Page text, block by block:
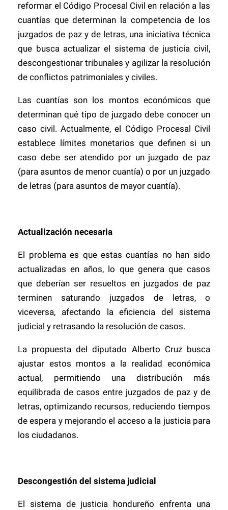
reformar el Código Procesal Civil en relación a las
cuantías que determinan la competencia de los
juzgados de paz y de letras, una iniciativa técnica
que busca actualizar el sistema de justicia civil,
descongestionar tribunales y agilizar la resolución
de conflictos patrimoniales y civiles.
Las cuantías son los montos económicos que
determinan qué tipo de juzgado debe conocer un
caso civil. Actualmente, el Código Procesal Civil
establece límites monetarios que definen si un
caso debe ser atendido por un juzgado de paz
(para asuntos de menor cuantía) o por un juzgado
de letras (para asuntos de mayor cuantía).
Actualización necesaria
El problema es que estas cuantías no han sido
actualizadas en años, lo que genera que casos
que deberían ser resueltos en juzgados de paz
terminen saturando juzgados de letras, o
viceversa, afectando la eficiencia del sistema
judicial y retrasando la resolución de casos.
La propuesta del diputado Alberto Cruz busca
ajustar estos montos a la realidad económica
actual, permitiendo una distribución más
equilibrada de casos entre juzgados de paz y de
letras, optimizando recursos, reduciendo tiempos
de espera y mejorando el acceso a la justicia para
los ciudadanos.
Descongestión del sistema judicial
El sistema de justicia hondureño enfrenta una